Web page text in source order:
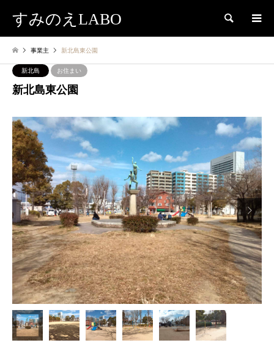
すみのえLABO 検索
事業主 新北島東公園
新北島 お住まい
新北島東公園
